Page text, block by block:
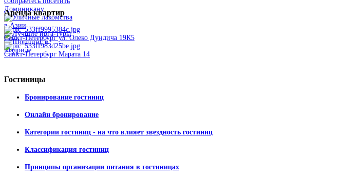
Арендаквартир
Санкт-Петербург ул. Олеко Дундича 19К5
Санкт-Петербург Марата 14
Гостиницы
Бронирование гостиниц
Онлайн бронирование
Категории гостиниц - на что влияет звездность гостиниц
Классификация гостиниц
Принципы организации питания в гостиницах